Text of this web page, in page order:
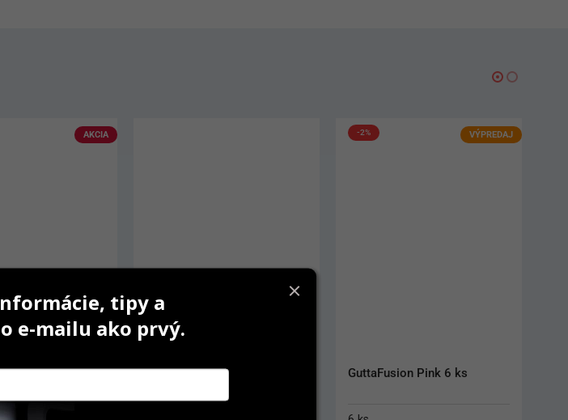
opierku Medibase GuttaFusion Pink 6 ks IPS Empress Direct Cavifil
tipy a
e-mailu ako prvý.